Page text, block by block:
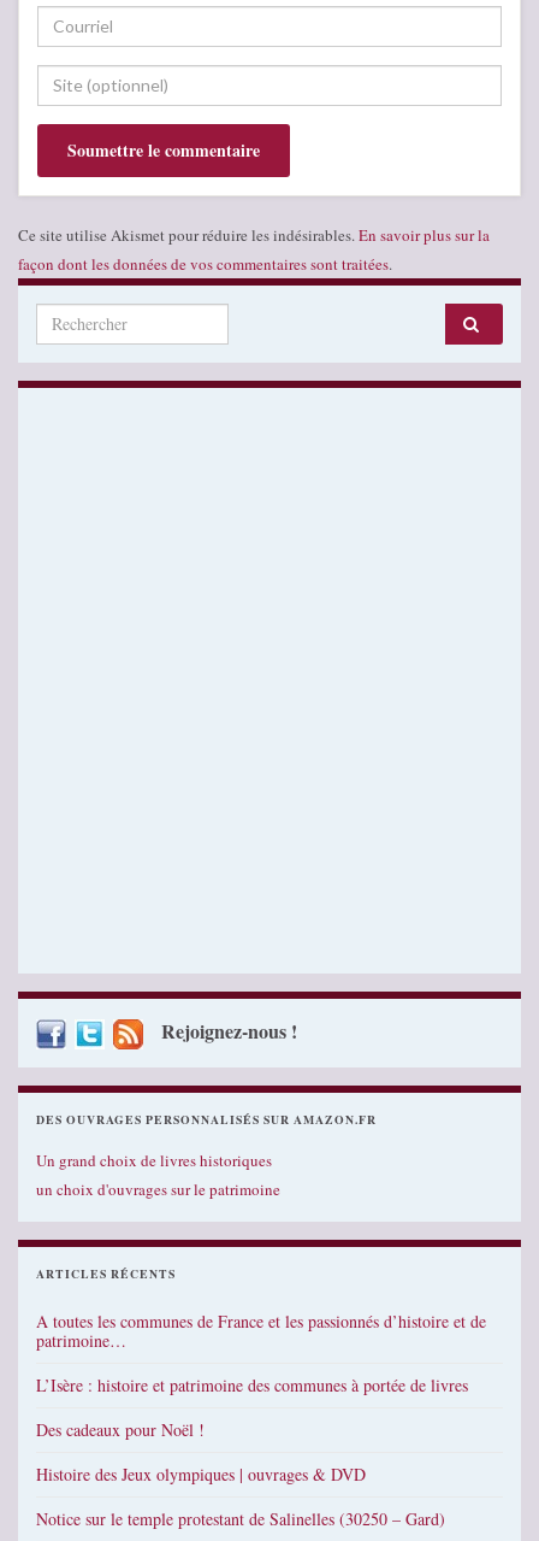
Ce site utilise Akismet pour réduire les indésirables. En savoir plus sur la
façon dont les données de vos commentaires sont traitées.
Search for:
Rejoignez-nous !
DES OUVRAGES PERSONNALISÉS SUR AMAZON.FR
Un grand choix de livres historiques
un choix d'ouvrages sur le patrimoine
ARTICLES RÉCENTS
A toutes les communes de France et les passionnés d’histoire et de
patrimoine…
L’Isère : histoire et patrimoine des communes à portée de livres
Des cadeaux pour Noël !
Histoire des Jeux olympiques | ouvrages & DVD
Notice sur le temple protestant de Salinelles (30250 – Gard)